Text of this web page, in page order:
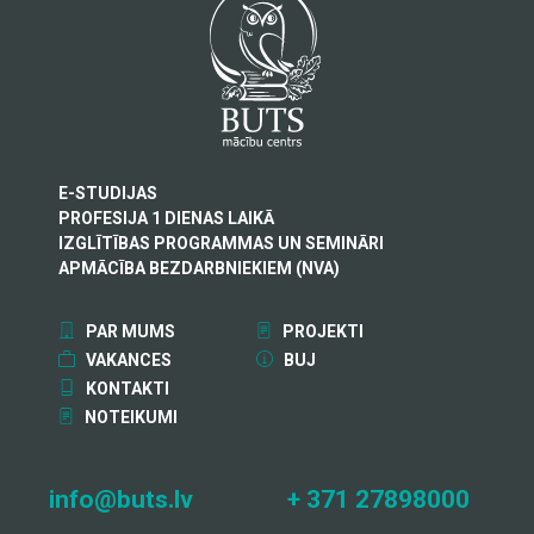
E-STUDIJAS
PROFESIJA 1 DIENAS LAIKĀ
IZGLĪTĪBAS PROGRAMMAS UN SEMINĀRI
APMĀCĪBA BEZDARBNIEKIEM (NVA)
PAR MUMS
PROJEKTI
VAKANCES
BUJ
KONTAKTI
NOTEIKUMI
info@buts.lv + 371 27898000